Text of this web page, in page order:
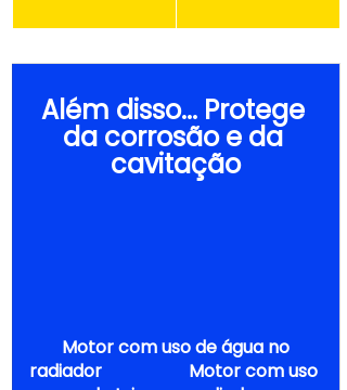
Além disso... Protege
da corrosão e da
cavitação
Motor com uso de água no
radiador                    Motor com uso